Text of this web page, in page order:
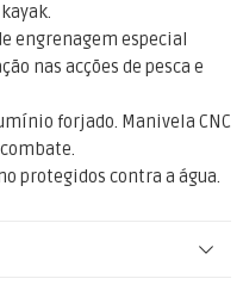
engrenagem especial
nas acções de pesca e
forjado. Manivela CNC
protegidos contra a água.